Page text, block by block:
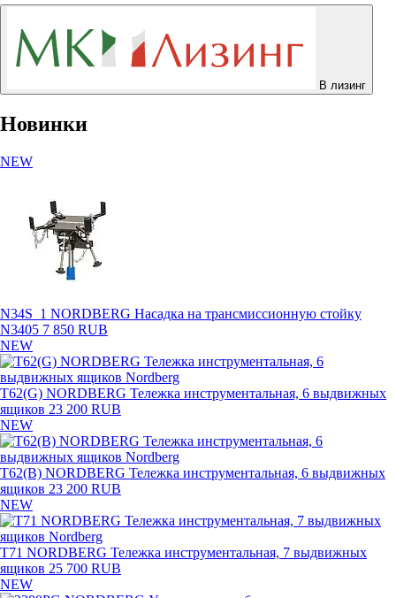
В лизинг
Новинки
NEW
N34S_1 NORDBERG Насадка на трансмиссионную стойку
N3405 7 850 RUB
NEW
T62(G) NORDBERG Тележка инструментальная, 6 выдвижных
ящиков 23 200 RUB
NEW
T62(B) NORDBERG Тележка инструментальная, 6 выдвижных
ящиков 23 200 RUB
NEW
T71 NORDBERG Тележка инструментальная, 7 выдвижных
ящиков 25 700 RUB
NEW